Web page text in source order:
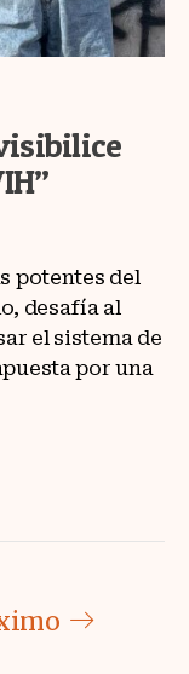
potentes del
desafía al
el sistema de
por una